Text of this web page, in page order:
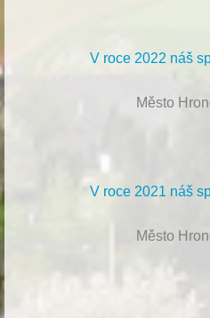
V roce 2022 náš
Město
V roce 2021 náš
Město